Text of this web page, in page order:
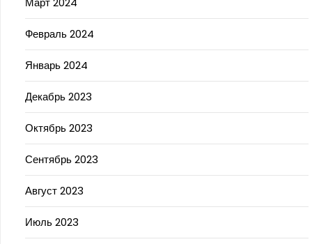
Февраль 2024
Январь 2024
Декабрь 2023
Октябрь 2023
Сентябрь 2023
Август 2023
Июль 2023